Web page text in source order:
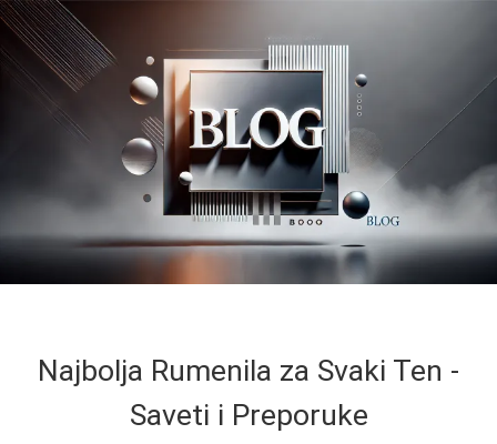
Najbolja Rumenila za Svaki Ten -
Saveti i Preporuke